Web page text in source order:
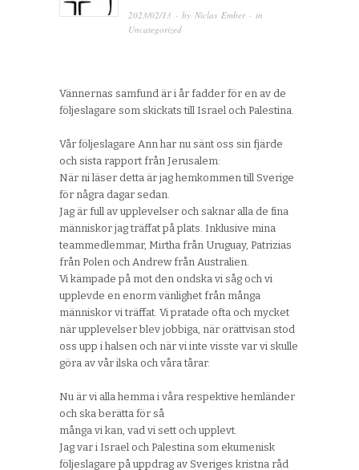
2023/02/13 · by Niclas Ember· in
Uncategorized
Vännernas samfund är i år fadder för en av de
följeslagare som skickats till Israel och Palestina.
Vår följeslagare Ann har nu sänt oss sin fjärde
och sista rapport från Jerusalem:
När ni läser detta är jag hemkommen till Sverige
för några dagar sedan.
Jag är full av upplevelser och saknar alla de fina
människor jag träffat på plats. Inklusive mina
teammedlemmar, Mirtha från Uruguay, Patrizias
från Polen och Andrew från Australien.
Vi kämpade på mot den ondska vi såg och vi
upplevde en enorm vänlighet från många
människor vi träffat. Vi pratade ofta och mycket
när upplevelser blev jobbiga, när orättvisan stod
oss upp i halsen och när vi inte visste var vi skulle
göra av vår ilska och våra tårar.
Nu är vi alla hemma i våra respektive hemländer
och ska berätta för så
många vi kan, vad vi sett och upplevt.
Jag var i Israel och Palestina som ekumenisk
följeslagare på uppdrag av Sveriges kristna råd